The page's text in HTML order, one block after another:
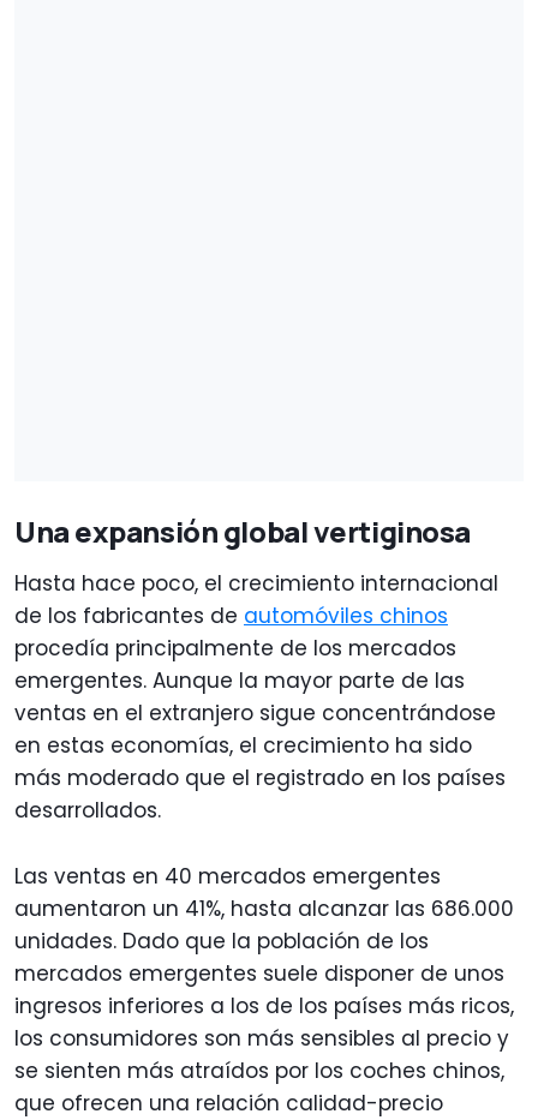
Una expansión global vertiginosa
Hasta hace poco, el crecimiento internacional
de los fabricantes de automóviles chinos
procedía principalmente de los mercados
emergentes. Aunque la mayor parte de las
ventas en el extranjero sigue concentrándose
en estas economías, el crecimiento ha sido
más moderado que el registrado en los países
desarrollados.
Las ventas en 40 mercados emergentes
aumentaron un 41%, hasta alcanzar las 686.000
unidades. Dado que la población de los
mercados emergentes suele disponer de unos
ingresos inferiores a los de los países más ricos,
los consumidores son más sensibles al precio y
se sienten más atraídos por los coches chinos,
que ofrecen una relación calidad-precio